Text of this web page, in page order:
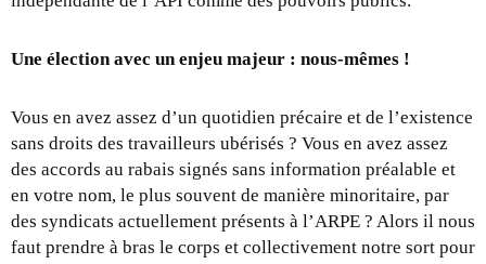
Une élection avec un enjeu majeur : nous-mêmes !
Vous en avez assez d’un quotidien précaire et de l’existence
sans droits des travailleurs ubérisés ? Vous en avez assez
des accords au rabais signés sans information préalable et
en votre nom, le plus souvent de manière minoritaire, par
des syndicats actuellement présents à l’ARPE ? Alors il nous
faut prendre à bras le corps et collectivement notre sort pour